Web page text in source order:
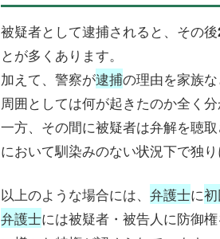
被疑者として逮捕されると、その後
とが多くあります。
加えて、警察が逮捕の理由を家族
周囲としては何が起きたのか全く
一方、その間に被疑者は弁解を聴
において馴染みのない状況下で独
以上のような場合には、 弁護士に
弁護士には被疑者・被告人に防御